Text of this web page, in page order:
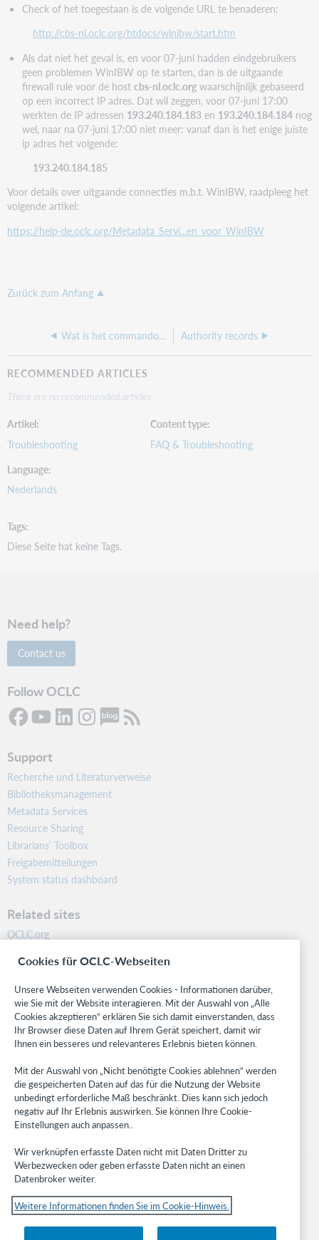
Check of het toegestaan is de volgende URL te benaderen:
http://cbs-nl.oclc.org/htdocs/winibw/start.htm
Als dat niet het geval is, en voor 07-juni hadden eindgebruikers
geen problemen WinIBW op te starten, dan is de uitgaande
firewall rule voor de host cbs-nl.oclc.orgwaarschijnlijk gebaseerd
op een incorrect IP adres. Dat wil zeggen, voor 07-juni 17:00
werkten de IP adressen 193.240.184.183en 193.240.184.184nog
wel, naar na 07-juni 17:00 niet meer: vanaf dan is het enige juiste
ip adres het volgende:
193.240.184.185
Voor details over uitgaande connecties m.b.t. WinIBW, raadpleeg het
volgende artikel:
https://help-de.oclc.org/Metadata_Servi...en_voor_WinIBW
Zurück zum Anfang
Wat is het commando voor alle lokale trefwoorden? Authority records
RECOMMENDED ARTICLES
There are no recommended articles.
Artikel
Troubleshooting
Content type
FAQ & Troubleshooting
Language
Nederlands
Tags
Diese Seite hat keine Tags.
Need help?
Contact us
Follow OCLC
Support
Recherche und Literaturverweise
Bibliotheksmanagement
Metadata Services
Resource Sharing
Librarians’ Toolbox
Freigabemitteilungen
System status dashboard
Related sites
OCLC.org
Community
Research
WebJunction
Developer Network
Get the latest product updates, research, events, and much more—
right to your inbox.
Subscribe now
© 2023 OCLC
Cookies für OCLC-Webseiten
Unsere Webseiten verwenden Cookies - Informationen darüber,
wie Sie mit der Website interagieren. Mit der Auswahl von „Alle
Cookies akzeptieren“ erklären Sie sich damit einverstanden, dass
Ihr Browser diese Daten auf Ihrem Gerät speichert, damit wir
Ihnen ein besseres und relevanteres Erlebnis bieten können.
Mit der Auswahl von „Nicht benötigte Cookies ablehnen“ werden
die gespeicherten Daten auf das für die Nutzung der Website
unbedingt erforderliche Maß beschränkt. Dies kann sich jedoch
negativ auf Ihr Erlebnis auswirken. Sie können Ihre Cookie-
Einstellungen auch anpassen..
Wir verknüpfen erfasste Daten nicht mit Daten Dritter zu
Werbezwecken oder geben erfasste Daten nicht an einen
Datenbroker weiter.
Weitere Informationen finden Sie im Cookie-Hinweis.